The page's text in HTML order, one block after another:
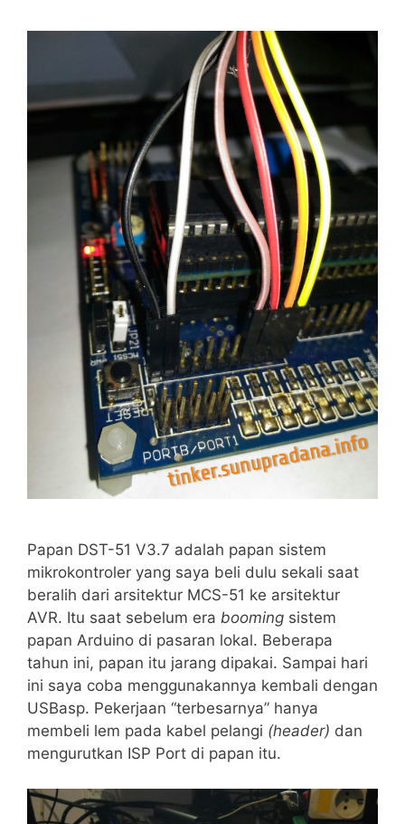
Papan DST-51 V3.7 adalah papan sistem
mikrokontroler yang saya beli dulu sekali saat
beralih dari arsitektur MCS-51 ke arsitektur
AVR. Itu saat sebelum era booming sistem
papan Arduino di pasaran lokal. Beberapa
tahun ini, papan itu jarang dipakai. Sampai hari
ini saya coba menggunakannya kembali dengan
USBasp. Pekerjaan “terbesarnya” hanya
membeli lem pada kabel pelangi (header) dan
mengurutkan ISP Port di papan itu.